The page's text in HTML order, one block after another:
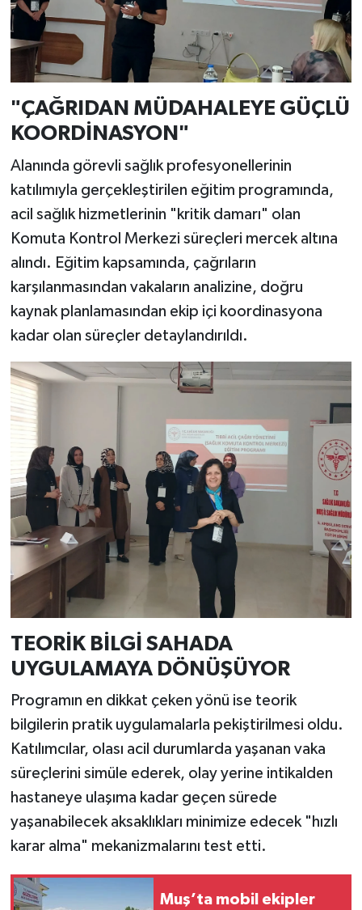
"ÇAĞRIDAN MÜDAHALEYE GÜÇLÜ
KOORDİNASYON"
Alanında görevli sağlık profesyonellerinin
katılımıyla gerçekleştirilen eğitim programında,
acil sağlık hizmetlerinin "kritik damarı" olan
Komuta Kontrol Merkezi süreçleri mercek altına
alındı. Eğitim kapsamında, çağrıların
karşılanmasından vakaların analizine, doğru
kaynak planlamasından ekip içi koordinasyona
kadar olan süreçler detaylandırıldı.
TEORİK BİLGİ SAHADA
UYGULAMAYA DÖNÜŞÜYOR
Programın en dikkat çeken yönü ise teorik
bilgilerin pratik uygulamalarla pekiştirilmesi oldu.
Katılımcılar, olası acil durumlarda yaşanan vaka
süreçlerini simüle ederek, olay yerine intikalden
hastaneye ulaşıma kadar geçen sürede
yaşanabilecek aksaklıkları minimize edecek "hızlı
karar alma" mekanizmalarını test etti.
Muş’ta mobil ekipler